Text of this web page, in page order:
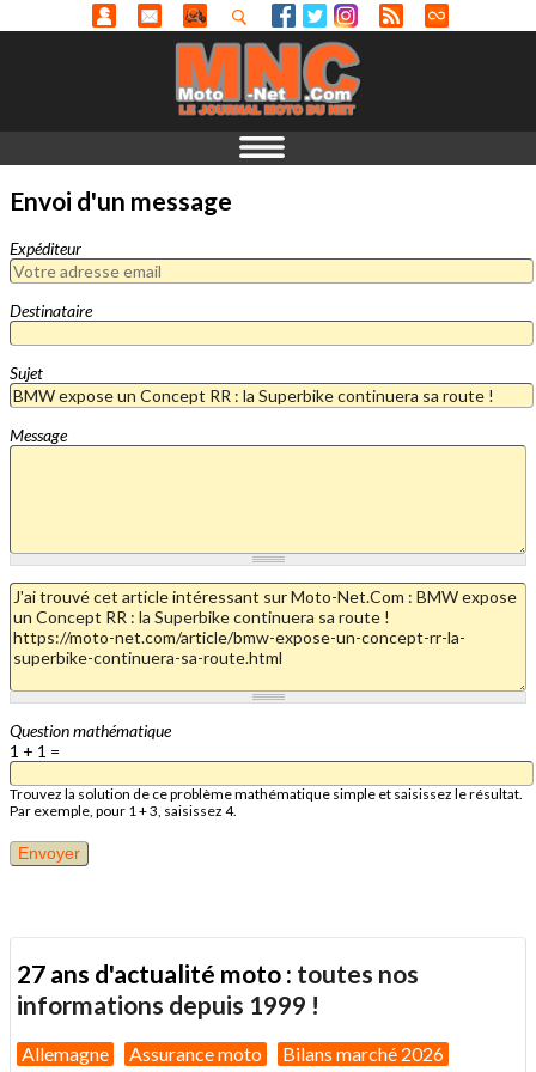
Envoi d'un message
Expéditeur
Destinataire
Sujet
Message
Question mathématique
1 + 1 =
Trouvez la solution de ce problème mathématique simple et saisissez le résultat.
Par exemple, pour 1 + 3, saisissez 4.
27 ans d'actualité moto : toutes nos
informations depuis 1999 !
Allemagne Assurance moto Bilans marché 2026